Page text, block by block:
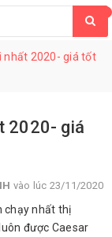
nhất 2020- giá tốt
2020- giá
vào lúc 23/11/2020
chạy nhất thị
được Caesar